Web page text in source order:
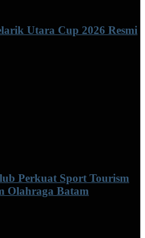
Utara Cup 2026 Resmi
Perkuat Sport Tourism
Olahraga Batam